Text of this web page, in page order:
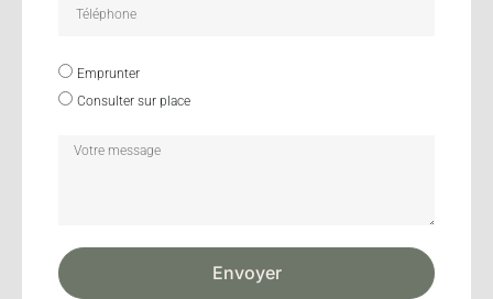
Emprunter
Consulter sur place
Envoyer